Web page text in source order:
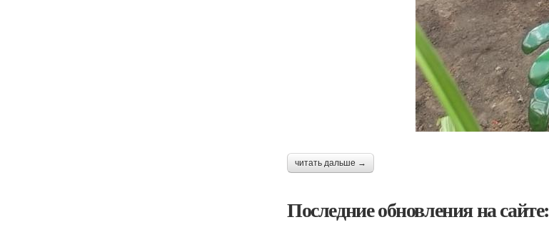
читать дальше →
Последние обновления на сайте: